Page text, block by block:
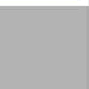
ograniczyć jej
z naszą polityką
2018.
aby
z Państwem i
naszej strony